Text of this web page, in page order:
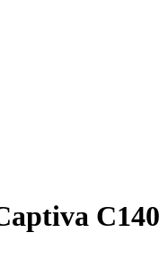
C140